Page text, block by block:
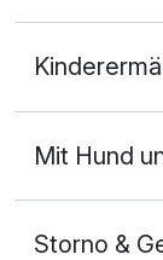
2 Erwachsene
Mit Hund
Storno &